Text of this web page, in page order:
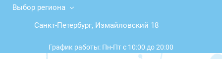
Выбор региона
Санкт-Петербург, Измайловский 18
График работы: Пн-Пт с 10:00 до 20:00